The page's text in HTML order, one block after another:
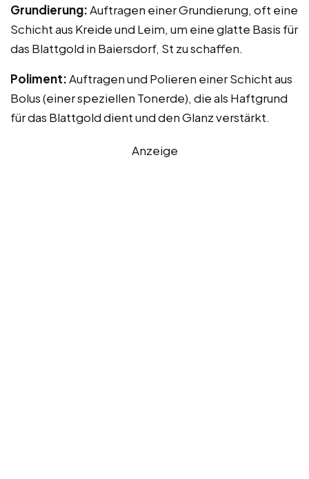
Grundierung:Auftragen einer Grundierung, oft eine
Schicht aus Kreide und Leim, um eine glatte Basis für
das Blattgold in Baiersdorf, St zu schaffen.
Poliment:Auftragen und Polieren einer Schicht aus
Bolus (einer speziellen Tonerde), die als Haftgrund
für das Blattgold dient und den Glanz verstärkt.
Anzeige